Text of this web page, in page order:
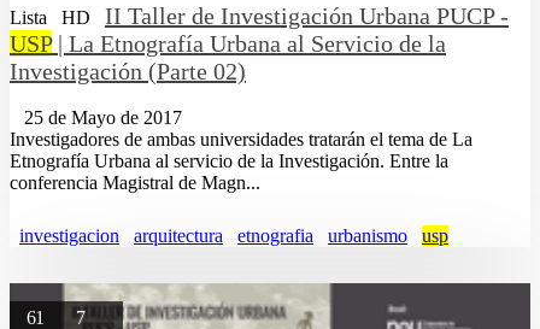
Lista HD
II Taller de Investigación Urbana PUCP -
USP| La Etnografía Urbana al Servicio de la
Investigación (Parte 02)
25 de Mayo de 2017
Investigadores de ambas universidades tratarán el tema de La
Etnografía Urbana al servicio de la Investigación. Entre la
conferencia Magistral de Magn...
investigacion arquitectura etnografia urbanismo usp
61 7